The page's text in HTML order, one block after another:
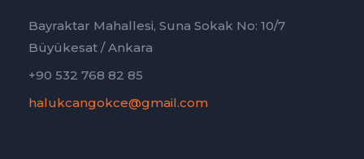
Bayraktar Mahallesi, Suna Sokak No: 10/7
Büyükesat / Ankara
+90 532 768 82 85
halukcangokce@gmail.com